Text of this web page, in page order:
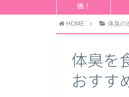
価！
HOME 体臭の
体臭を
おすす